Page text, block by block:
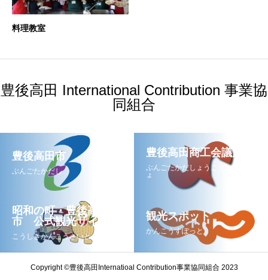
料理教室
豊後高田 International Contribution 事業協
同組合
豊後高田市
ぶんごたかだし
豊後高田商工会議所
ぶんごたかだしょうこうかいぎし
ょ
昭和の町・豊後高田
市 公式観光サイト
こうしきかんこうさいと
観光スポット
かんこうすぽっと
Copyright ©豊後高田Internatioal Contribution事業協同組合 2023